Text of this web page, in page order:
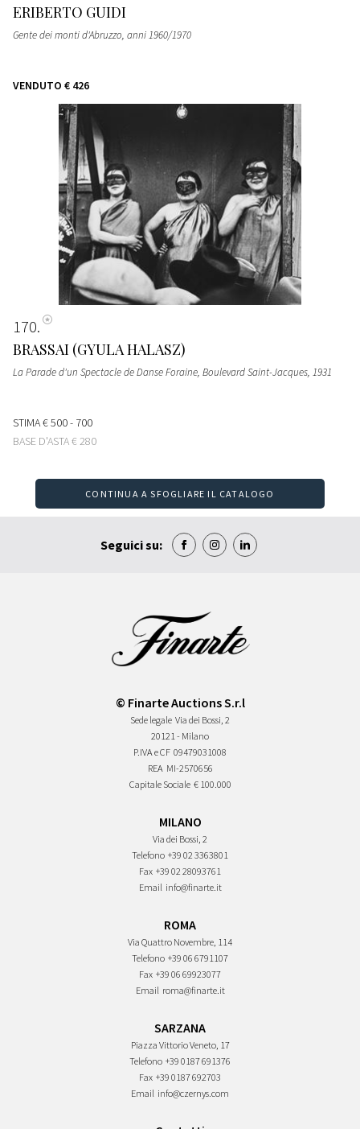
ERIBERTO GUIDI
Gente dei monti d'Abruzzo, anni 1960/1970
VENDUTO € 426
170
BRASSAI (GYULA HALASZ)
La Parade d'un Spectacle de Danse Foraine, Boulevard Saint-Jacques, 1931
STIMA€ 500 - 700
BASE D'ASTA€ 280
CONTINUA A SFOGLIARE IL CATALOGO
Seguici su:
© Finarte Auctions S.r.l
Sede legale Via dei Bossi, 2
20121 - Milano
P.IVA e CF 09479031008
REA MI-2570656
Capitale Sociale € 100.000
MILANO
Via dei Bossi, 2
Telefono +39 02 3363801
Fax +39 02 28093761
Email info@finarte.it
ROMA
Via Quattro Novembre, 114
Telefono +39 06 6791107
Fax +39 06 69923077
Email roma@finarte.it
SARZANA
Piazza Vittorio Veneto, 17
Telefono +39 0187 691376
Fax +39 0187 692703
Email info@czernys.com